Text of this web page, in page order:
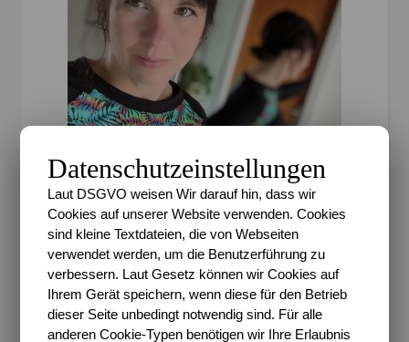
AUS WOLLE & STOFF,BLOGSPHÄRE,
Creadienstag – Endlich:
Das Sportshirt!!!
Sari / 5. Mai 2020 / 1 Kommentar
Datenschutzeinstellungen
Laut DSGVO weisen Wir darauf hin, dass wir
Cookies auf unserer Website verwenden. Cookies
sind kleine Textdateien, die von Webseiten
verwendet werden, um die Benutzerführung zu
verbessern. Laut Gesetz können wir Cookies auf
Ihrem Gerät speichern, wenn diese für den Betrieb
dieser Seite unbedingt notwendig sind. Für alle
anderen Cookie-Typen benötigen wir Ihre Erlaubnis